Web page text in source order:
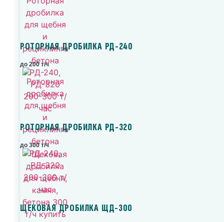
РОТОРНАЯ ДРОБИЛКА РД-240
до 200 т/ч
РОТОРНАЯ ДРОБИЛКА РД-320
до 300 т/ч
ЩЕКОВАЯ ДРОБИЛКА ЩД-300